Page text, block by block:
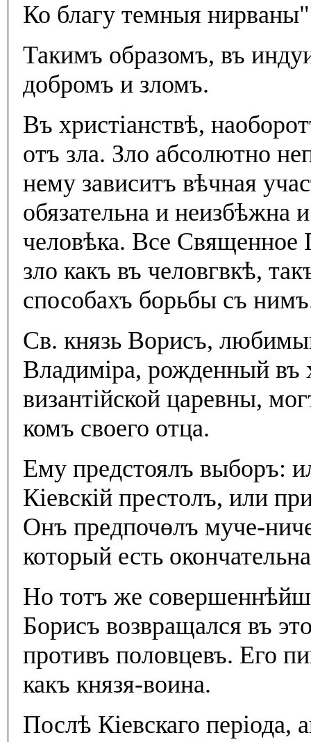
Ко благу темныя
Такимъ образомъ, въ
добромъ и зломъ.
Въ христiанствѣ,
отъ зла. Зло абсолютно
нему зависитъ вѣчная
обязательна и неизбѣжна
человѣка. Все
зло какъ въ человгвкѣ,
способахъ борьбы съ
Св. князь Ворисъ,
Владимiра, рожденный въ
византiйской царевны,
комъ своего отца.
Ему предстоялъ выборъ:
Кiевскiй престолъ, или
Онъ предпочөлъ муче-
который есть
Но тотъ же
Борисъ возвращался въ
противъ половцевъ. Его
какъ князя-воина.
Послѣ Кiевскаго перiода,